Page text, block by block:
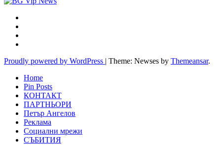
Proudly powered by WordPress | Theme: Newses by Themeansar.
Home
Pin Posts
КОНТАКТ
ПАРТНЬОРИ
Петър Ангелов
Реклама
Социални мрежи
СЪБИТИЯ